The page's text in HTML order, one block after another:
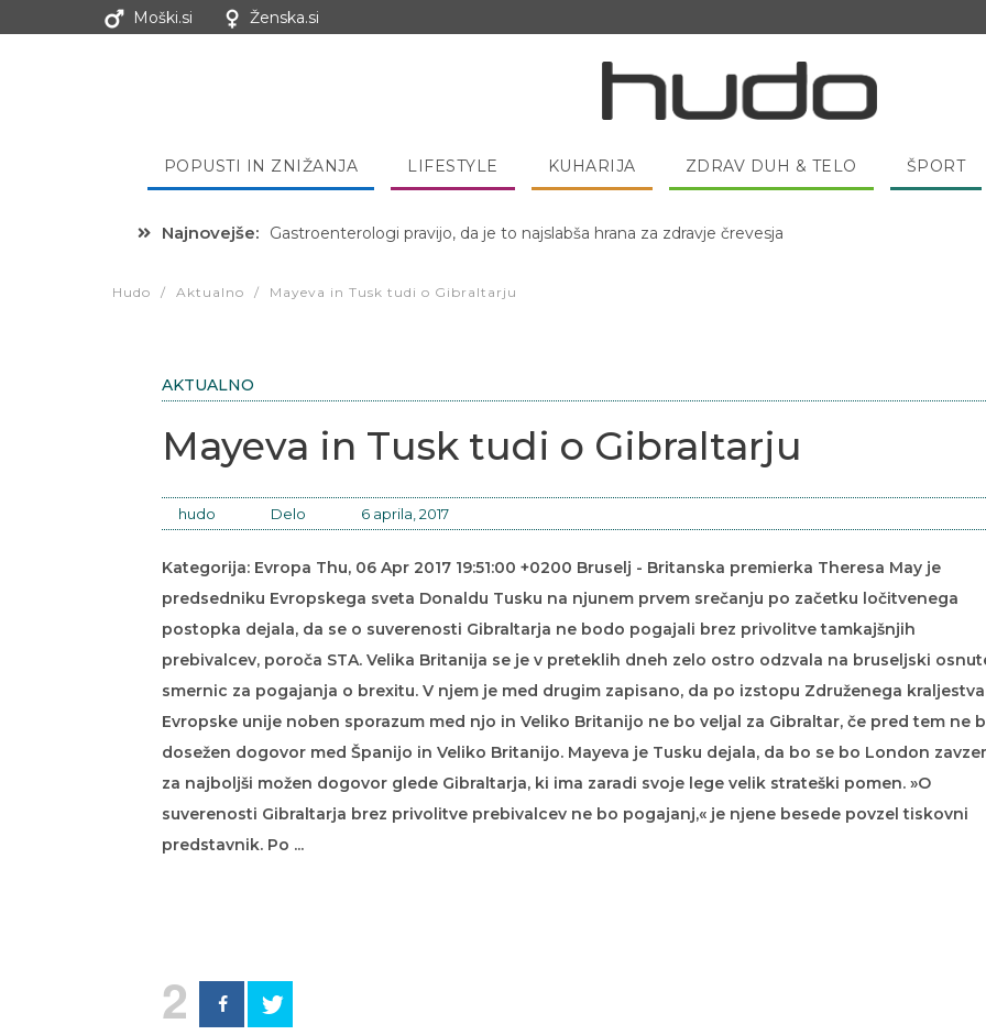
Moški.si Ženska.si
POPUSTI IN ZNIŽANJA LIFESTYLE KUHARIJA ZDRAV DUH & TELO ŠPORT
Najnovejše:
Gastroenterologi pravijo, da je to najslabša hrana za zdravje črevesja
Hudo / Aktualno / Mayeva in Tusk tudi o Gibraltarju
AKTUALNO
Mayeva in Tusk tudi o Gibraltarju
hudo Delo 6 aprila, 2017
Kategorija: Evropa Thu, 06 Apr 2017 19:51:00 +0200 Bruselj - Britanska premierka Theresa May je
predsedniku Evropskega sveta Donaldu Tusku na njunem prvem srečanju po začetku ločitvenega
postopka dejala, da se o suverenosti Gibraltarja ne bodo pogajali brez privolitve tamkajšnjih
prebivalcev, poroča STA. Velika Britanija se je v preteklih dneh zelo ostro odzvala na bruseljski
smernic za pogajanja o brexitu. V njem je med drugim zapisano, da po izstopu Združenega
Evropske unije noben sporazum med njo in Veliko Britanijo ne bo veljal za Gibraltar, če pred tem ne
dosežen dogovor med Španijo in Veliko Britanijo. Mayeva je Tusku dejala, da bo se bo London
za najboljši možen dogovor glede Gibraltarja, ki ima zaradi svoje lege velik strateški pomen. »O
suverenosti Gibraltarja brez privolitve prebivalcev ne bo pogajanj,« je njene besede povzel tiskovni
predstavnik. Po ...
2